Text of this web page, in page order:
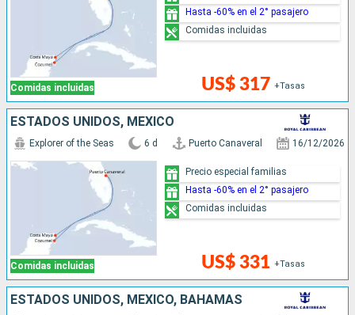
Comidas incluidas US$ 317 +Tasas
Hasta -60% en el 2° pasajero
Comidas incluidas
ESTADOS UNIDOS, MÉXICO
Comidas incluidas
Explorer of the Seas 6 d Puerto Canaveral 16/12/2026
US$ 331 +Tasas
Precio especial familias
Hasta -60% en el 2° pasajero
Comidas incluidas
ESTADOS UNIDOS, MÉXICO, BAHAMAS